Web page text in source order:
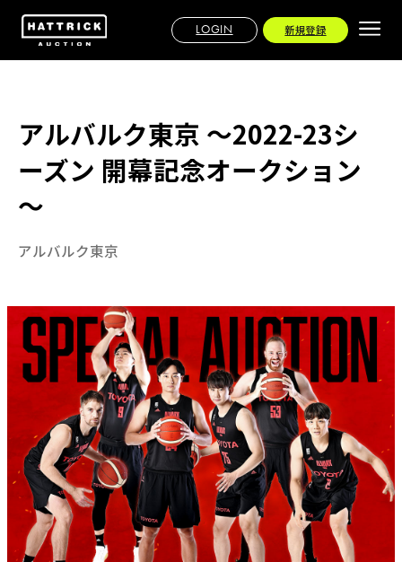
LOGIN 新規登録
アルバルク東京 ～2022-23シ
ーズン 開幕記念オークション
～
アルバルク東京